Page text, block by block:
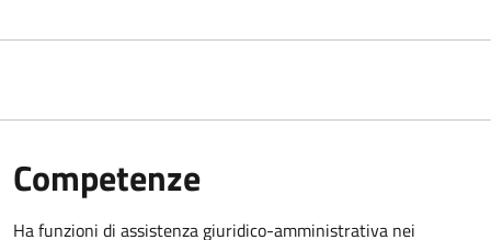
Competenze
Ha funzioni di assistenza giuridico-amministrativa nei